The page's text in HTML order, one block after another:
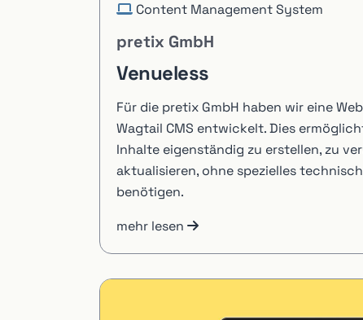
Content Management System
pretix GmbH
Venueless
Für die pretix GmbH haben wir eine
Wagtail CMS entwickelt. Dies
Inhalte eigenständig zu erstellen, zu
aktualisieren, ohne spezielles
benötigen.
mehr lesen